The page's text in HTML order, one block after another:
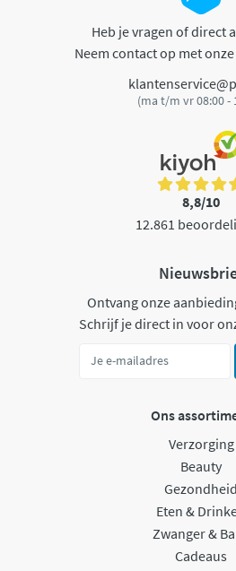
Heb je vragen of direct
Neem contact op met
(ma t/m vr 08:00 -
8,8/10
12.861
Ontvang onze
Schrijf je direct in voor
Ons
Verzorging
Beauty
Gezondheid
Eten &
Zwanger &
Cadeaus